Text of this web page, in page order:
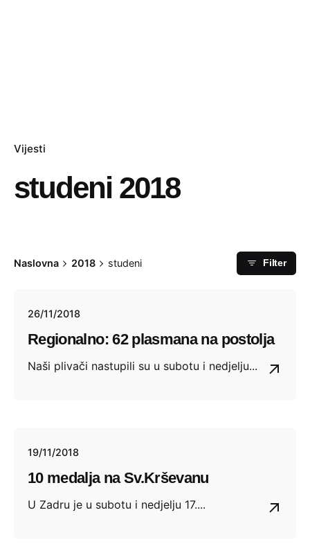
Vijesti
studeni 2018
Naslovna 2018 studeni Filter
26/11/2018
Regionalno: 62 plasmana na postolja
Naši plivači nastupili su u subotu i nedjelju...
19/11/2018
10 medalja na Sv.Krševanu
U Zadru je u subotu i nedjelju 17....